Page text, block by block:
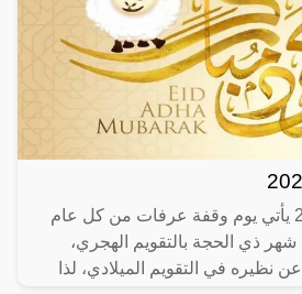
متى يوم عرفة 2023 يأتي يوم وقفة عرفات من كل عام
ذي الحجة بالتقويم الهجري،
نظيره في التقويم الميلادي، لذا